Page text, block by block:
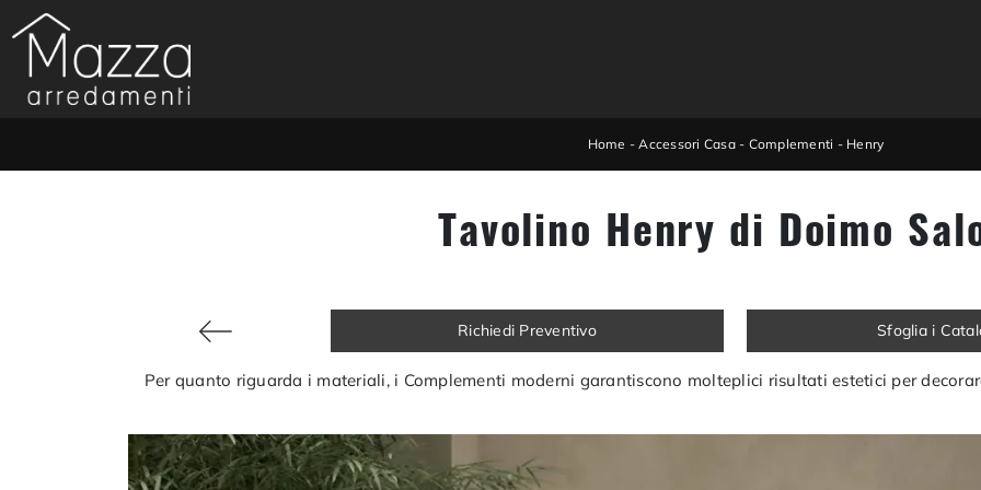
Home -Accessori Casa- Complementi - Henry
Tavolino Henry di Doimo
Richiedi Preventivo Sfoglia i
Per quanto riguarda i materiali, i Complementi moderni garantiscono molteplici risultati estetici per